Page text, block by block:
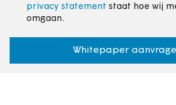
privacy statement staat hoe wij
omgaan.
Whitepaper